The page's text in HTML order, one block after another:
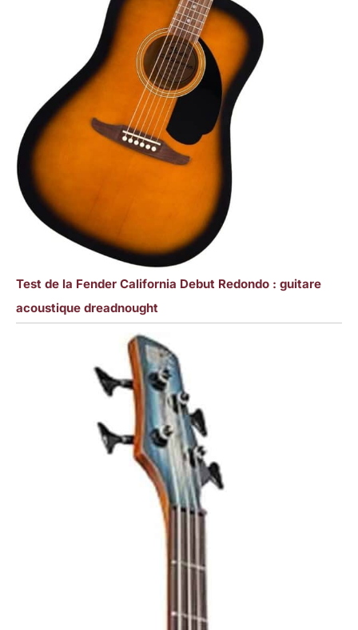
Test de la Fender California Debut Redondo : guitare
acoustique dreadnought